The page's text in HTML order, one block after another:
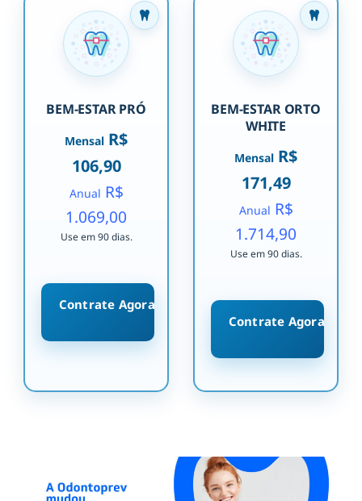
BEM-ESTAR PRÓ
Mensal R$
106,90
Anual R$
1.069,00
Use em 90 dias.
Contrate Agora
BEM-ESTAR ORTO
WHITE
Mensal R$
171,49
Anual R$
1.714,90
Use em 90 dias.
Contrate Agora